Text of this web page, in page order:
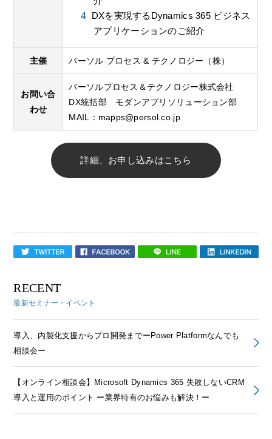
DXを実現するDynamics 365 ビジネス
アプリケーションのご紹介
主催 パーソル プロセス & テクノロジー（株）
お問い合
わせ
パーソルプロセス＆テクノロジー株式会社
DX統括部 モダンアプリソリューション部
MAIL： mapps@persol.co.jp
詳細、お申し込みはこちら
RECENT
最新セミナー・イベント
導入、内製化支援からプロ開発までーPower Platformなんでも
相談会ー
【オンライン相談会】Microsoft Dynamics 365 失敗しないCRM
導入と運用のポイント ー業界特有のお悩みも解決！ー